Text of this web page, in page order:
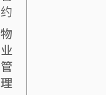
约
物
业
管
理